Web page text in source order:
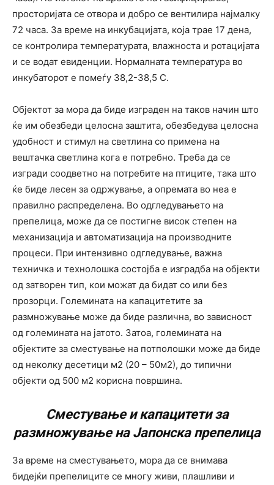
просторијата се отвора и добро се вентилира најмалку
72 часа. За време на инкубацијата, која трае 17 дена,
се контролира температурата, влажноста и ротацијата
и се водат евиденции. Нормалната температура во
инкубаторот е помеѓу 38,2-38,5 С.
Објектот за мора да биде изграден на таков начин што
ќе им обезбеди целосна заштита, обезбедува целосна
удобност и стимул на светлина со примена на
вештачка светлина кога е потребно. Треба да се
изгради соодветно на потребите на птиците, така што
ќе биде лесен за одржување, а опремата во неа е
правилно распределена. Во одгледувањето на
препелица, може да се постигне висок степен на
механизација и автоматизација на производните
процеси. При интензивно одгледување, важна
техничка и технолошка состојба е изградба на објекти
од затворен тип, кои можат да бидат со или без
прозорци. Големината на капацитетите за
размножување може да биде различна, во зависност
од големината на јатото. Затоа, големината на
објектите за сместување на потполошки може да биде
од неколку десетици м2 (20 – 50м2), до типични
објекти од 500 м2 корисна површина.
Сместување и капацитети за
размножување на Јапонска препелица
За време на сместувањето, мора да се внимава
бидејќи препелиците се многу живи, плашливи и